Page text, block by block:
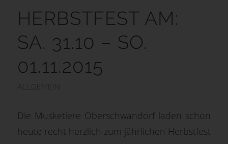
HERBSTFEST AM:
SA. 31.10 – SO.
01.11.2015
Die Musketiere Oberschwandorf laden schon
heute recht herzlich zum jährlichen Herbstfest